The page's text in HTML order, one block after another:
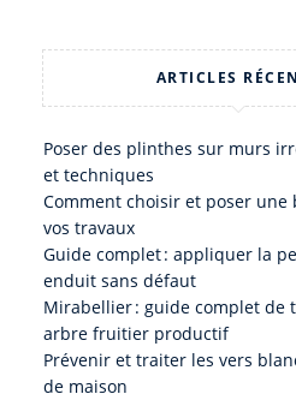
ARTICLES
Poser des plinthes sur murs
et techniques
Comment choisir et poser une
vos travaux
Guide complet : appliquer la
enduit sans défaut
Mirabellier : guide complet de
arbre fruitier productif
Prévenir et traiter les vers
de maison